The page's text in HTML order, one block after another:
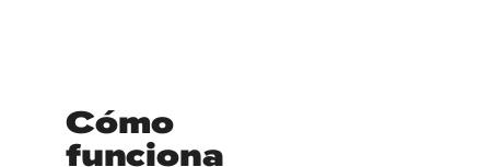
Cómo
funciona